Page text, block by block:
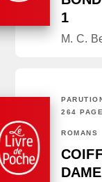
1
M. C.
264
ROMANS